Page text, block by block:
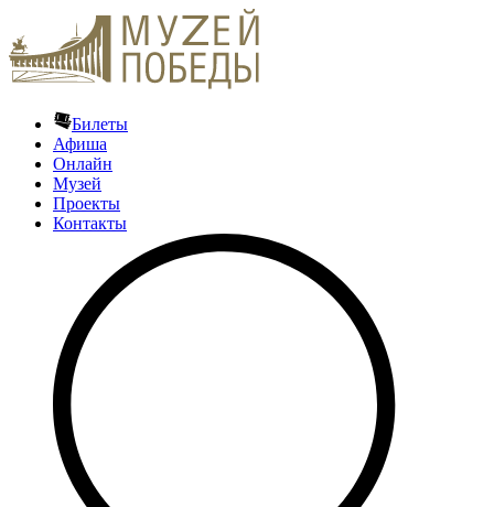
Билеты
Афиша
Онлайн
Музей
Проекты
Контакты